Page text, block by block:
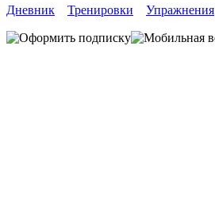
Дневник
Тренировки Упражнения